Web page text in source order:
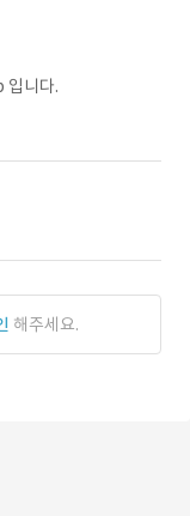
니다.
해주세요.